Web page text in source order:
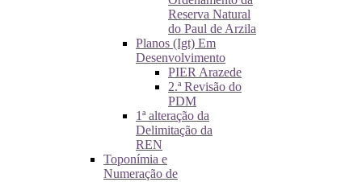
Reserva Natural
do Paul de Arzila
Planos (Igt) Em
Desenvolvimento
PIER Arazede
2.ª Revisão do
PDM
1ª alteração da
Delimitação da
REN
Toponímia e
Numeração de